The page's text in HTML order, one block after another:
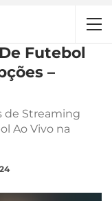
Futebol
–
de Streaming
Ao Vivo na